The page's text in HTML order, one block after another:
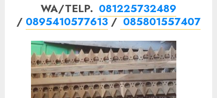
WA/TELP. 081225732489
/ 0895410577613/085801557407